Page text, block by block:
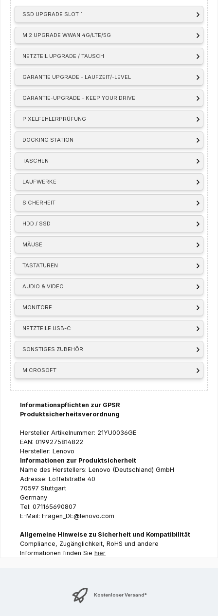
SSD UPGRADE SLOT 1
M.2 UPGRADE WWAN 4G/LTE/5G
NETZTEIL UPGRADE / TAUSCH
GARANTIE UPGRADE - LAUFZEIT/-LEVEL
GARANTIE-UPGRADE - KEEP YOUR DRIVE
PIXELFEHLERPRÜFUNG
DOCKING STATION
TASCHEN
LAUFWERKE
SICHERHEIT
HDD / SSD
MÄUSE
TASTATUREN
AUDIO & VIDEO
MONITORE
NETZTEILE USB-C
SONSTIGES ZUBEHÖR
MICROSOFT
Informationspflichten zur GPSR
Produktsicherheitsverordnung
Hersteller Artikelnummer: 21YU0036GE
EAN: 0199275814822
Hersteller: Lenovo
Informationen zur Produktsicherheit
Name des Herstellers: Lenovo (Deutschland) GmbH
Adresse: Löffelstraße 40
70597 Stuttgart
Germany
Tel: 071165690807
E-Mail: Fragen_DE@lenovo.com
Allgemeine Hinweise zu Sicherheit und Kompatibilität
Compliance, Zugänglichkeit, RoHS und andere
Informationen finden Sie hier
Kostenloser Versand*